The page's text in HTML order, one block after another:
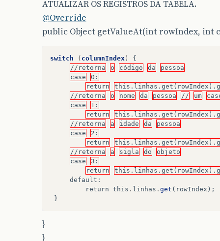
ATUALIZAR OS REGISTROS DA TABELA.
@Override
public Object getValueAt(int rowIndex, int
switch ( columnIndex )
{
//retorna
o código da
pessoa
case
0:
return
//retorna
o nome da pessoa // um
case
1:
return
//retorna
a idade da
pessoa
case
2:
return
//retorna
a sigla do
objeto
case
3:
return
default :
return this . linhas . get ( rowIndex );
}
}
}